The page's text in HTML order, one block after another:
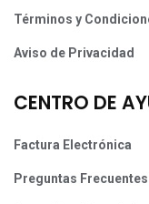
Términos y
Aviso de Privacidad
CENTRO DE
Factura Electrónica
Preguntas Frecuentes